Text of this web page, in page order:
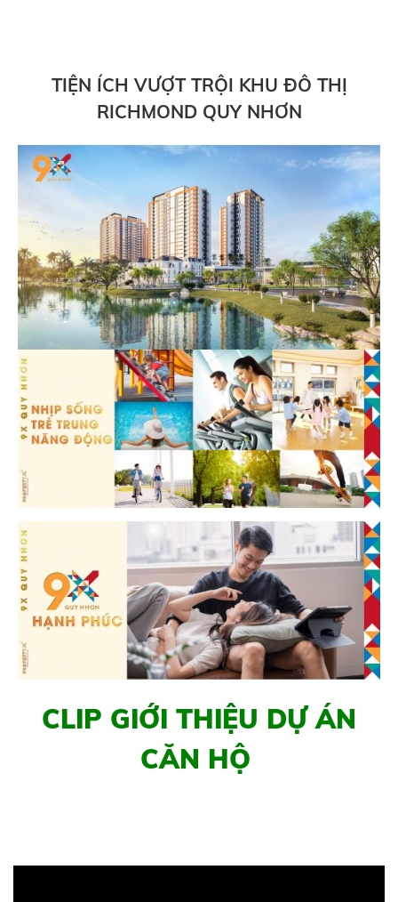
TIỆN ÍCH VƯỢT TRỘI KHU ĐÔ THỊ
RICHMOND QUY NHƠN
CLIP GIỚI THIỆU DỰ ÁN
CĂN HỘ